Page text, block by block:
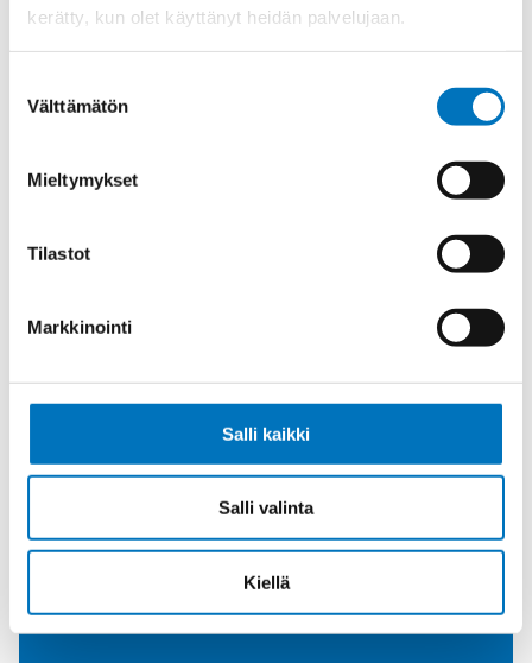
kerätty, kun olet käyttänyt heidän palvelujaan.
valinta
Välttämätön
Mieltymykset
Tilastot
Markkinointi
Salli kaikki
Salli valinta
Kiellä
Kierre
Sisäkierre Ig
PG 29
Min [C]
-40
Käyttölämpötila
'-40°C to +80°C
Tyyppi
B
Kysyttävää?
Anna meidän